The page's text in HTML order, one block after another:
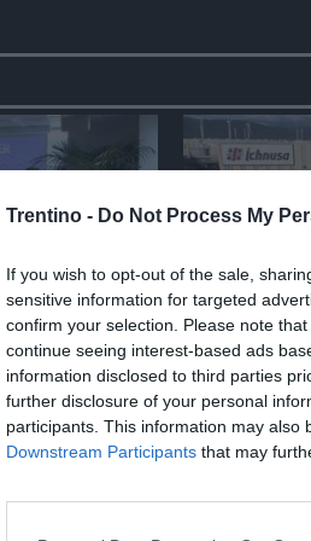
Trentino - Do Not Process My
If you wish to opt-out of the sale,
sensitive information for targeted
confirm your selection. Please note
continue seeing interest-based ads
information disclosed to third parties
further disclosure of your personal
participants. This information may also
Downstream Participants that may
idriche,
sulla
ECONOMIA
Nel